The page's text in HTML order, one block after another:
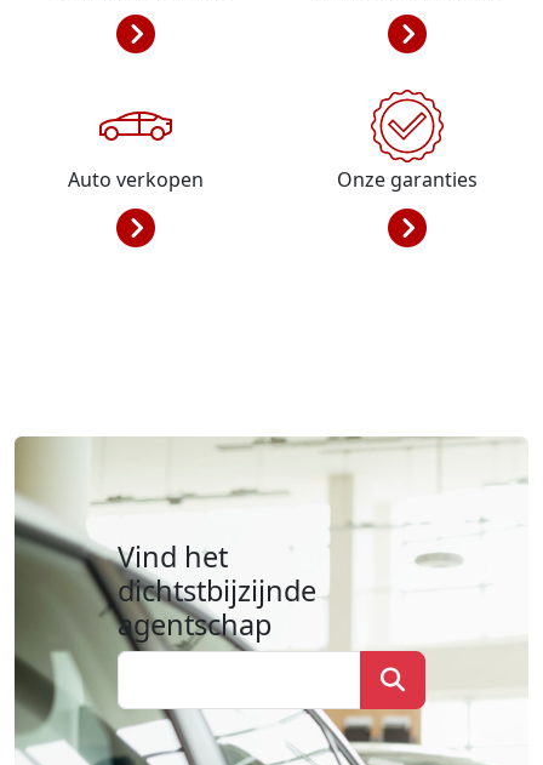
Auto verkopen Onze garanties
Vind het
dichtstbijzijnde
agentschap